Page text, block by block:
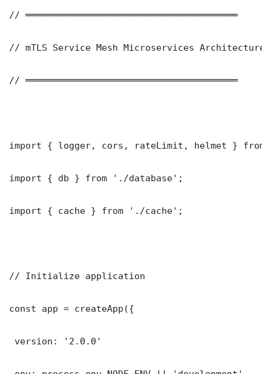
// ═══════════════════════════════════════
// mTLS Service Mesh Microservices Architecture
// ═══════════════════════════════════════
import { logger, cors, rateLimit, helmet } from
import { db } from './database';
import { cache } from './cache';
// Initialize application
const app = createApp({
version: '2.0.0'